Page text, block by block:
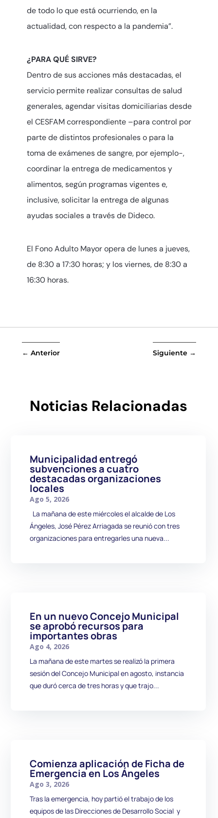
de todo lo que está ocurriendo, en la
actualidad, con respecto a la pandemia”.
¿PARA QUÉ SIRVE?
Dentro de sus acciones más destacadas, el
servicio permite realizar consultas de salud
generales, agendar visitas domiciliarias desde
el CESFAM correspondiente –para control por
parte de distintos profesionales o para la
toma de exámenes de sangre, por ejemplo-,
coordinar la entrega de medicamentos y
alimentos, según programas vigentes e,
inclusive, solicitar la entrega de algunas
ayudas sociales a través de Dideco.
El Fono Adulto Mayor opera de lunes a jueves,
de 8:30 a 17:30 horas; y los viernes, de 8:30 a
16:30 horas.
← Anterior Siguiente →
Noticias Relacionadas
Municipalidad entregó
subvenciones a cuatro
destacadas organizaciones
locales
Ago 5, 2026
La mañana de este miércoles el alcalde de Los
Ángeles, José Pérez Arriagada se reunió con tres
organizaciones para entregarles una nueva...
En un nuevo Concejo Municipal
se aprobó recursos para
importantes obras
Ago 4, 2026
La mañana de este martes se realizó la primera
sesión del Concejo Municipal en agosto, instancia
que duró cerca de tres horas y que trajo...
Comienza aplicación de Ficha de
Emergencia en Los Ángeles
Ago 3, 2026
Tras la emergencia, hoy partió el trabajo de los
equipos de las Direcciones de Desarrollo Social y